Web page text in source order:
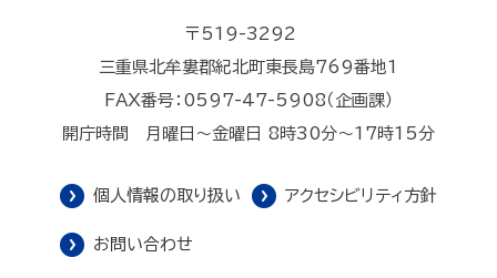
〒519-3292
三重県北牟婁郡紀北町東長島769番地1
FAX番号：0597-47-5908（企画課）
開庁時間 月曜日～金曜日 8時30分～17時15分
個人情報の取り扱い アクセシビリティ方針
お問い合わせ